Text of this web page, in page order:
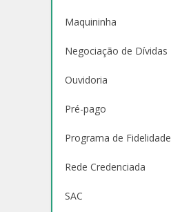
Maquininha
Negociação de Dívidas
Ouvidoria
Pré-pago
Programa de Fidelidade
Rede Credenciada
SAC